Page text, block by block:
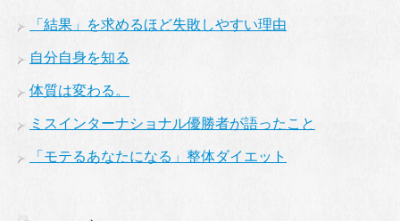
「結果」を求めるほど失敗しやすい理由
自分自身を知る
体質は変わる。
ミスインターナショナル優勝者が語ったこと
「モテるあなたになる」整体ダイエット